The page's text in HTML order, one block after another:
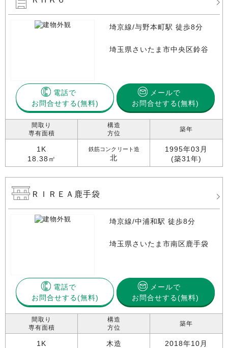
埼京線/与野本町駅 徒歩8分
埼玉県さいたま市中央区鈴谷
電話で
お問合せする
メールで
お問合せする(無料)
間取り
専有面積
1K
18.38㎡
構造
方位
鉄筋コンクリート造
北
築年
1995年03月
(築31年)
ＲＩＲＥＡ鹿手袋
埼京線/中浦和駅 徒歩8分
埼玉県さいたま市南区鹿手袋
電話で
お問合せする
メールで
お問合せする(無料)
間取り
専有面積
1K
構造
方位
木造
築年
2018年10月